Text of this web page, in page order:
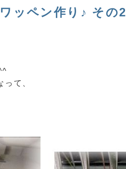
ッペン作り♪ その2
て、